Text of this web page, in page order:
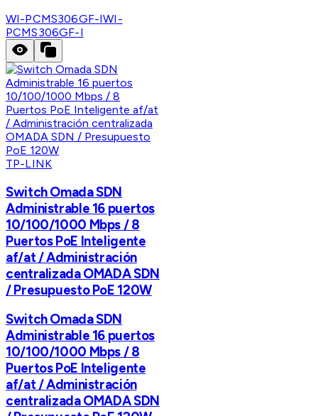
WI-PCMS306GF-IWI-
PCMS306GF-I
TP-LINK
Switch Omada SDN
Administrable 16 puertos
10/100/1000 Mbps / 8
Puertos PoE Inteligente
af/at / Administración
centralizada OMADA SDN
/ Presupuesto PoE 120W
Switch Omada SDN
Administrable 16 puertos
10/100/1000 Mbps / 8
Puertos PoE Inteligente
af/at / Administración
centralizada OMADA SDN